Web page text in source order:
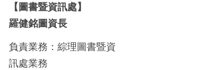
【圖書暨資訊處】
羅健銘圖資長
負責業務：綜理圖書暨資
訊處業務